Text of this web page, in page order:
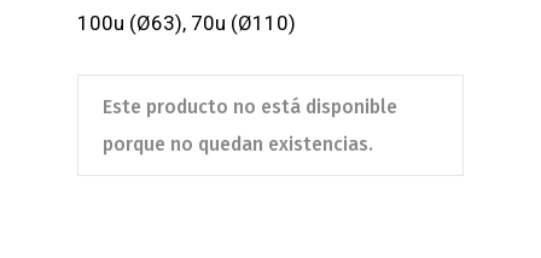
100u (Ø63), 70u (Ø110)
Este producto no está disponible
porque no quedan existencias.